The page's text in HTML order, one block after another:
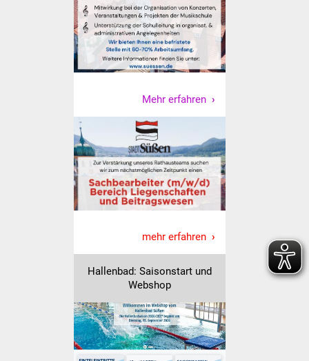
Zehntscheuer
Bürgerhaus
Kulturhalle
Selbsteintrag Vereine
Beirat Süßener Vereine
Sportanlagen
Tourismus
Erlebnisregion
Schwäbischer Albtrauf
Route der
Industriekultur
Mehr erfahren
mehr erfahren
Hallenbad: Saisonstart und
Webshop